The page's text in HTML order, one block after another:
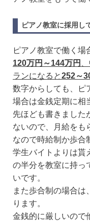
ピアノ教室に採用し
ピアノ教室で働く場
120万円～144万円
ランになると252～
数字からしても、ピ
場合は金銭定期に相
先ほども書きました
ないので、月給をも
なので時給制か歩合
学生バイトよりは貰
の半分を教室に持っ
いです。
また歩合制の場合は
ります。
金銭的に厳しいので